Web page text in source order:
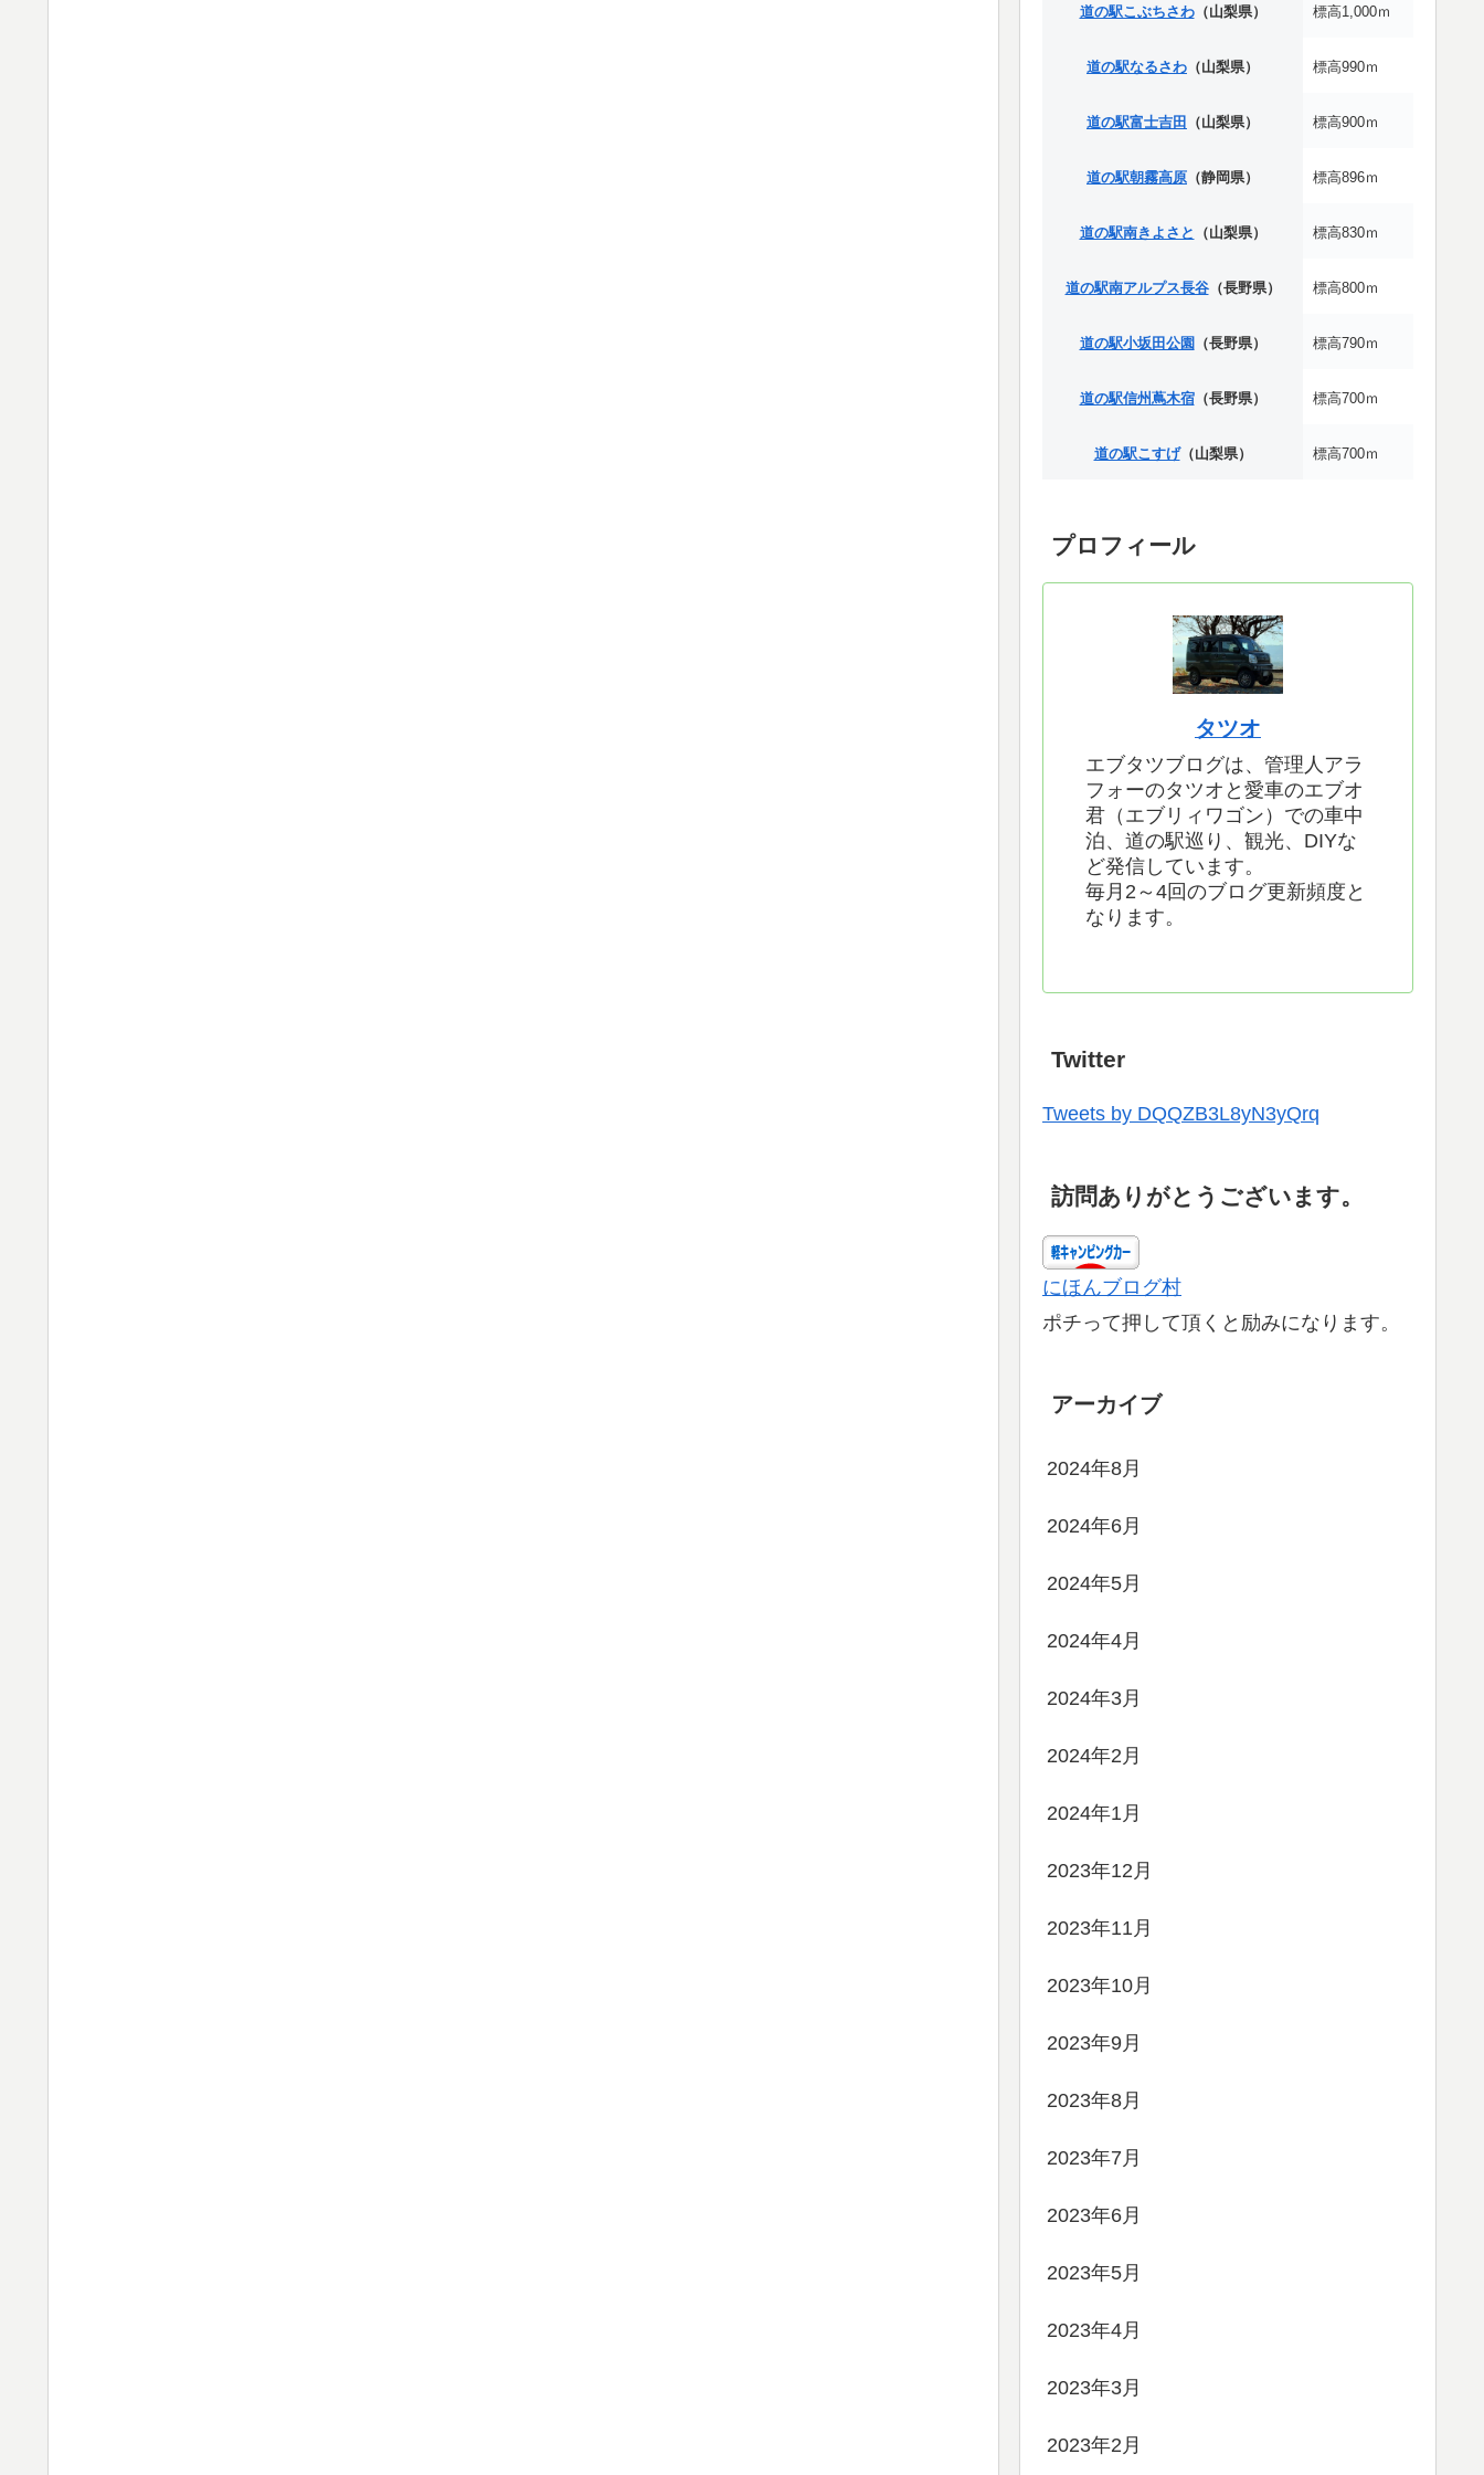
道の駅こぶちさわ（山梨県） 標高1,000ｍ
道の駅なるさわ （山梨県） 標高990ｍ
道の駅富士吉田 （山梨県） 標高900ｍ
道の駅朝霧高原 （静岡県） 標高896ｍ
道の駅南きよさと （山梨県） 標高830ｍ
道の駅南アルプス長谷（長野県） 標高800ｍ
道の駅小坂田公園 （長野県） 標高790ｍ
道の駅信州蔦木宿（長野県） 標高700ｍ
道の駅こすげ（山梨県） 標高700ｍ
プロフィール
タツオ
エブタツブログは、管理人アラ
フォーのタツオと愛車のエブオ
君（エブリィワゴン）での車中
泊、道の駅巡り、観光、DIYな
ど発信しています。
毎月2～4回のブログ更新頻度と
なります。
Twitter
Tweets by DQQZB3L8yN3yQrq
訪問ありがとうございます。
にほんブログ村
ポチって押して頂くと励みになります。
アーカイブ
2024年8月
2024年6月
2024年5月
2024年4月
2024年3月
2024年2月
2024年1月
2023年12月
2023年11月
2023年10月
2023年9月
2023年8月
2023年7月
2023年6月
2023年5月
2023年4月
2023年3月
2023年2月